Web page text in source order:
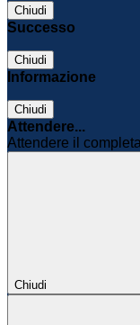
Chiudi
Successo
Chiudi
Informazione
Chiudi
Attendere...
Attendere il
Chiudi